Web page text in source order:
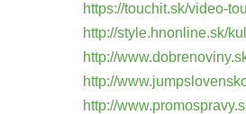
https://touchit.sk/video-
http://style.hnonline.sk/
http://
http://
http://